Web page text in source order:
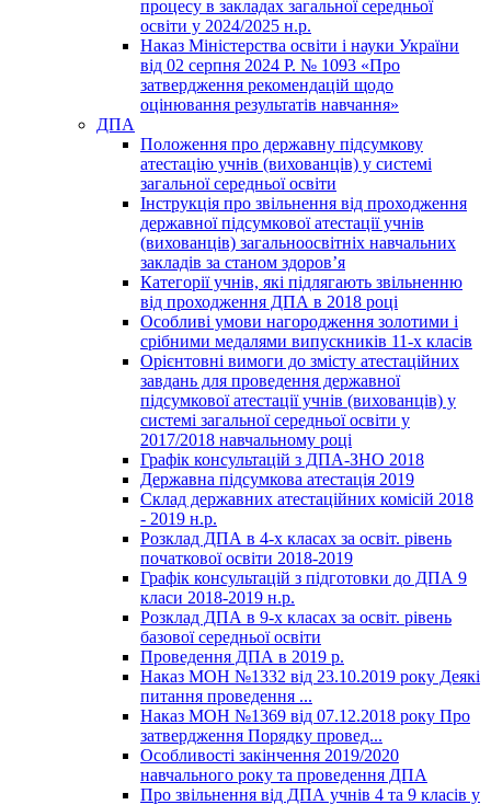
процесу в закладах загальної середньої
освіти у 2024/2025 н.р.
Наказ Міністерства освіти і науки України
від 02 серпня 2024 Р. № 1093 «Про
затвердження рекомендацій щодо
оцінювання результатів навчання»
ДПА
Положення про державну підсумкову
атестацію учнів (вихованців) у системі
загальної середньої освіти
Інструкція про звільнення від проходження
державної підсумкової атестації учнів
(вихованців) загальноосвітніх навчальних
закладів за станом здоров’я
Категорії учнів, які підлягають звільненню
від проходження ДПА в 2018 році
Особливі умови нагородження золотими і
срібними медалями випускників 11-х класів
Орієнтовні вимоги до змісту атестаційних
завдань для проведення державної
підсумкової атестації учнів (вихованців) у
системі загальної середньої освіти у
2017/2018 навчальному році
Графік консультацій з ДПА-ЗНО 2018
Державна підсумкова атестація 2019
Склад державних атестаційних комісій 2018
- 2019 н.р.
Розклад ДПА в 4-х класах за освіт. рівень
початкової освіти 2018-2019
Графік консультацій з підготовки до ДПА 9
класи 2018-2019 н.р.
Розклад ДПА в 9-х класах за освіт. рівень
базової середньої освіти
Проведення ДПА в 2019 р.
Наказ МОН №1332 від 23.10.2019 року Деякі
питання проведення ...
Наказ МОН №1369 від 07.12.2018 року Про
затвердження Порядку провед...
Особливості закінчення 2019/2020
навчального року та проведення ДПА
Про звільнення від ДПА учнів 4 та 9 класів у